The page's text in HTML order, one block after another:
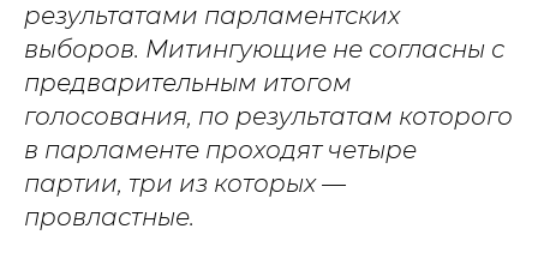
результатами парламентских
выборов. Митингующие не согласны с
предварительным итогом
голосования, по результатам которого
в парламенте проходят четыре
партии, три из которых —
провластные.